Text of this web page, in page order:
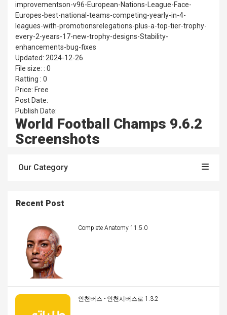
improvementson-v96-European-Nations-League-Face-
Europes-best-national-teams-competing-yearly-in-4-
leagues-with-promotionsrelegations-plus-a-top-tier-trophy-
every-2-years-17-new-trophy-designs-Stability-
enhancements-bug-fixes
Updated: 2024-12-26
File size: : 0
Ratting : 0
Price: Free
Post Date:
Publish Date:
World Football Champs 9.6.2
Screenshots
Our Category
Recent Post
Complete Anatomy 11.5.0
인천버스 - 인천시버스로 1.3.2